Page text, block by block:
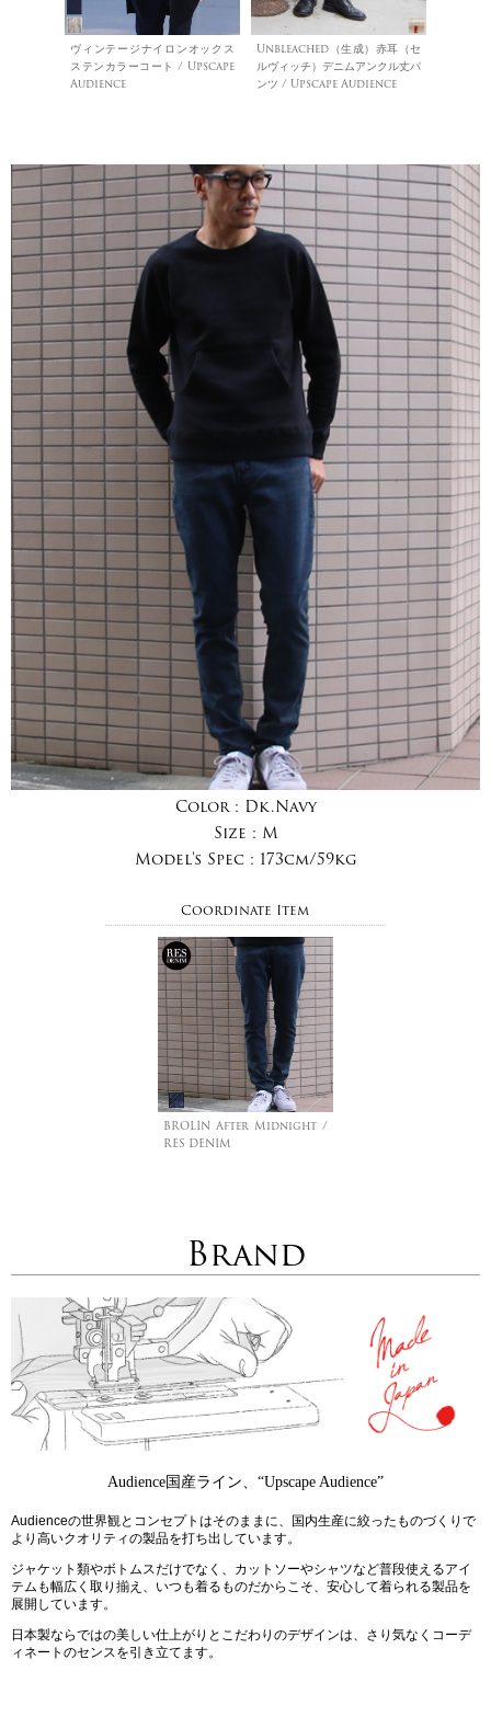
ヴィンテージナイロンオックス
ステンカラーコート / Upscape
Audience
Unbleached（生成）赤耳（セ
ルヴィッチ）デニムアンクル丈パ
ンツ / Upscape Audience
Color : Dk.Navy
Size : M
Model's Spec : 173cm/59kg
Coordinate Item
BROLIN After Midnight /
RES DENIM
Brand
Audience国産ライン、“Upscape Audience”
Audienceの世界観とコンセプトはそのままに、国内生産に絞ったものづくりで
より高いクオリティの製品を打ち出しています。
ジャケット類やボトムスだけでなく、カットソーやシャツなど普段使えるアイ
テムも幅広く取り揃え、いつも着るものだからこそ、安心して着られる製品を
展開しています。
日本製ならではの美しい仕上がりとこだわりのデザインは、さり気なくコーデ
ィネートのセンスを引き立てます。